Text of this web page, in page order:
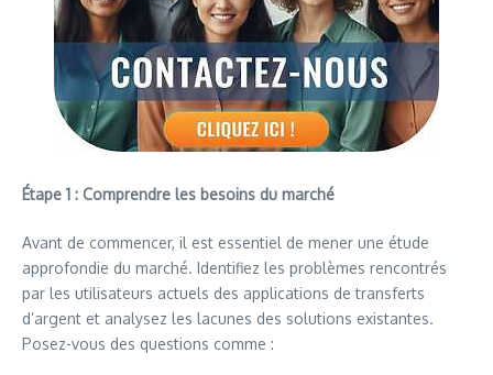
Étape 1 : Comprendre les besoins du marché
Avant de commencer, il est essentiel de mener une étude
approfondie du marché. Identifiez les problèmes rencontrés
par les utilisateurs actuels des applications de transferts
d’argent et analysez les lacunes des solutions existantes.
Posez-vous des questions comme :